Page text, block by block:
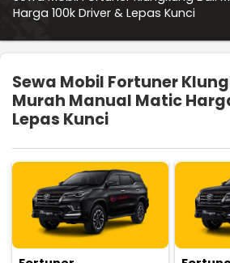
Harga 100k Driver & Lepas Kunci
Sewa Mobil Fortuner
Murah Manual Matic
Lepas Kunci